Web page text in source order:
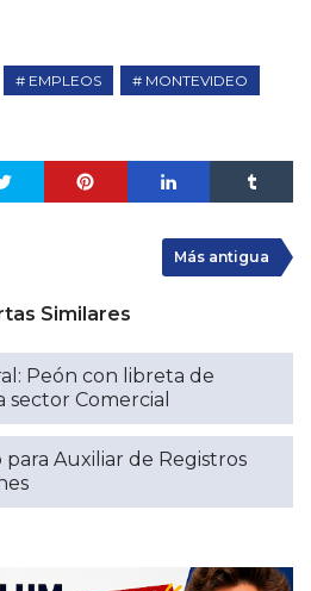
EMPLEOS
MONTEVIDEO
Más antigua
Similares
Peón con libreta de
sector Comercial
para Auxiliar de Registros